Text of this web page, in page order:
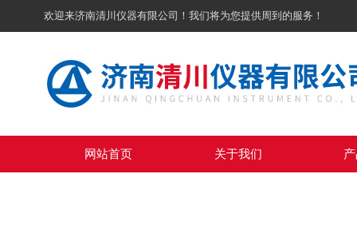
欢迎来济南清川仪器有限公司！我们将为您提供周到的服务！
网站首页 关于我们